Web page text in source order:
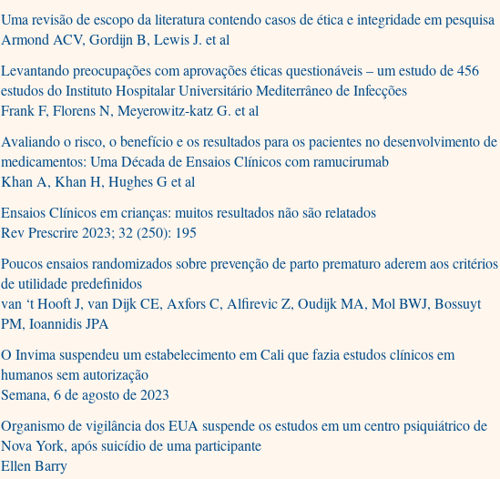
Uma revisão de escopo da literatura contendo casos de ética e integridade em pesquisa
Armond ACV, Gordijn B, Lewis J. et al
Levantando preocupações com aprovações éticas questionáveis – um estudo de 456
estudos do Instituto Hospitalar Universitário Mediterrâneo de Infecções
Frank F, Florens N, Meyerowitz-katz G. et al
Avaliando o risco, o benefício e os resultados para os pacientes no desenvolvimento de
medicamentos: Uma Década de Ensaios Clínicos com ramucirumab
Khan A, Khan H, Hughes G et al
Ensaios Clínicos em crianças: muitos resultados não são relatados
Rev Prescrire 2023; 32 (250): 195
Poucos ensaios randomizados sobre prevenção de parto prematuro aderem aos critérios
de utilidade predefinidos
van ‘t Hooft J, van Dijk CE, Axfors C, Alfirevic Z, Oudijk MA, Mol BWJ, Bossuyt
PM, Ioannidis JPA
O Invima suspendeu um estabelecimento em Cali que fazia estudos clínicos em
humanos sem autorização
Semana, 6 de agosto de 2023
Organismo de vigilância dos EUA suspende os estudos em um centro psiquiátrico de
Nova York, após suicídio de uma participante
Ellen Barry